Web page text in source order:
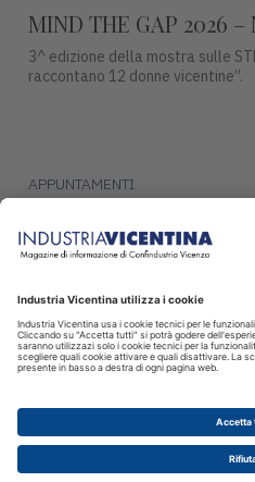
MIND THE GAP 2026
3^ edizione della mostra sulle
raccontano 12 donne vicentine”.
APPUNTAMENTI
Mercoledì 15 luglio, alle ore
Premio Campiello.
© 2026 INDUSTRIA VICENTINA -
Vicenza - CF e P.IVA